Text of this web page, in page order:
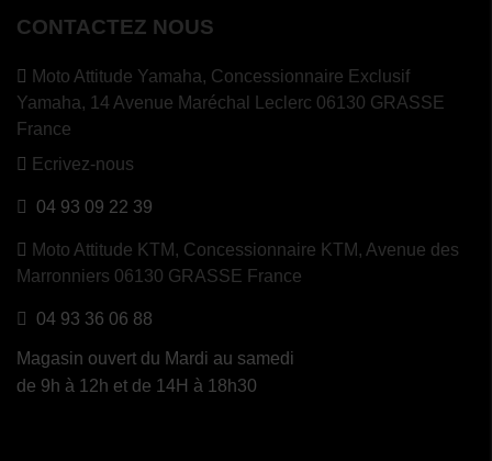
CONTACTEZ NOUS
Moto Attitude Yamaha, Concessionnaire Exclusif
Yamaha, 14 Avenue Maréchal Leclerc 06130 GRASSE
France
Ecrivez-nous
04 93 09 22 39
Moto Attitude KTM, Concessionnaire KTM, Avenue des
Marronniers 06130 GRASSE France
04 93 36 06 88
Magasin ouvert du Mardi au samedi
de 9h à 12h et de 14H à 18h30